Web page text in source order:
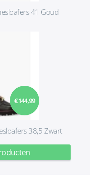
41 Goud
€ 144,99
38,5 Zwart